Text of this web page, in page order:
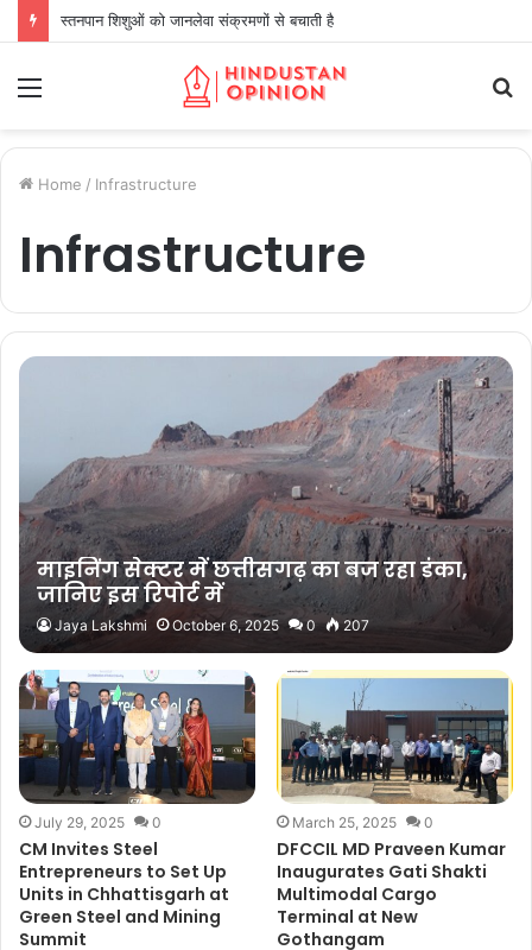
स्तनपान शिशुओं को जानलेवा संक्रमणों से बचाती है
Home / Infrastructure
Infrastructure
माइनिंग सेक्टर में छत्तीसगढ़ का बज रहा डंका,
जानिए इस रिपोर्ट में
Jaya Lakshmi October 6, 2025 0 207
July 29, 2025 0
CM Invites Steel
Entrepreneurs to Set Up
Units in Chhattisgarh at
Green Steel and Mining
Summit
March 25, 2025 0
DFCCIL MD Praveen Kumar
Inaugurates Gati Shakti
Multimodal Cargo
Terminal at New
Gothangam